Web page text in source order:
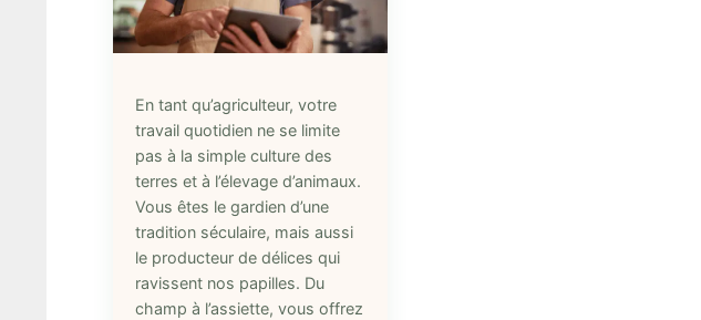
En tant qu’agriculteur, votre
travail quotidien ne se limite
pas à la simple culture des
terres et à l’élevage d’animaux.
Vous êtes le gardien d’une
tradition séculaire, mais aussi
le producteur de délices qui
ravissent nos papilles. Du
champ à l’assiette, vous offrez